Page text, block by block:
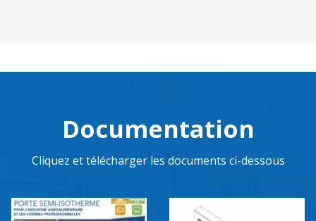
Documentation
Cliquez et télécharger les documents ci-dessous